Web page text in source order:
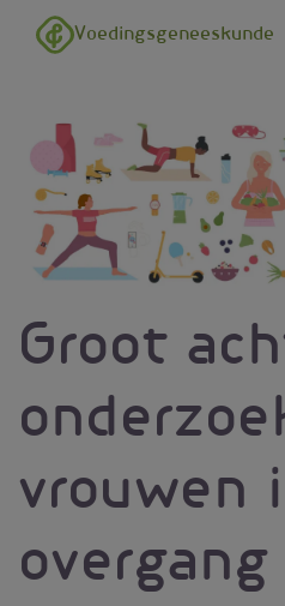
Overslaan en naar de inhoud
Voedingsgeneeskunde
Groot
vrouwen
overgang